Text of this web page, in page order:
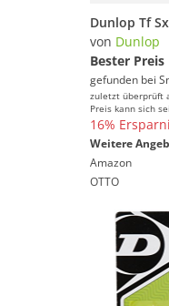
von Dunlop
Bester Preis
gefunden bei
zuletzt überprüft
Preis kann sich
16%
Weitere
Amazon
OTTO